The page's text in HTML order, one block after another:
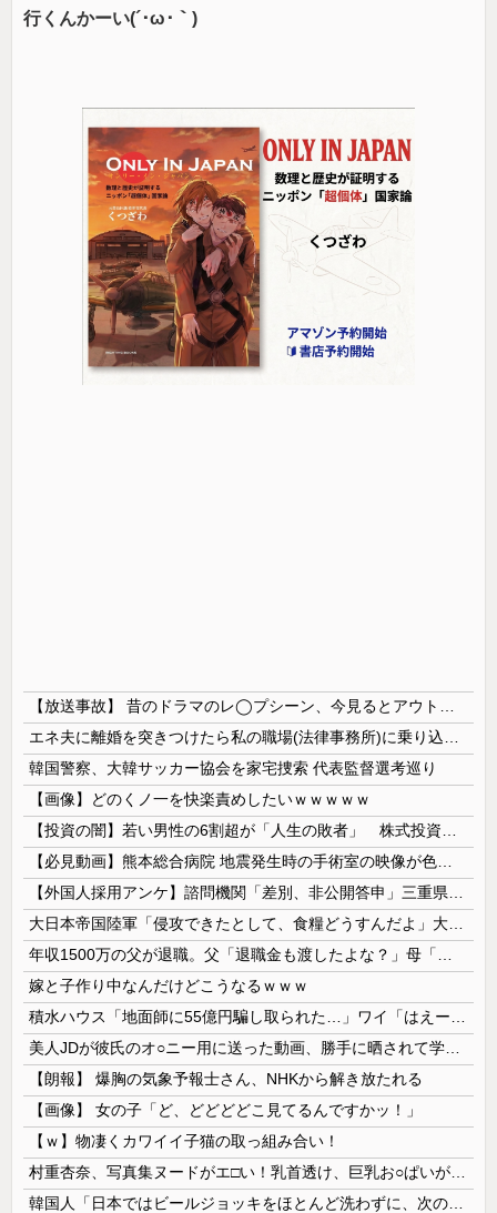
行くんかーい(´･ω･｀)
韓国警察、大韓サッカー協会を家宅捜索 代表監督選考巡り
【画像】どのくノ一を快楽責めしたいｗｗｗｗｗ
嫁と子作り中なんだけどこうなるｗｗｗ
【朗報】 爆胸の気象予報士さん、NHKから解き放たれる
【画像】 女の子「ど、どどどどこ見てるんですかッ！」
【ｗ】物凄くカワイイ子猫の取っ組み合い！